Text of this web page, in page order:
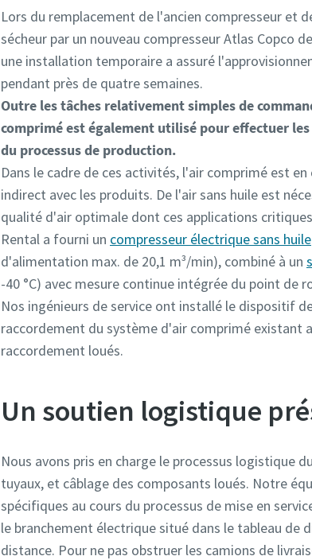
Lors du remplacement de l'ancien compresseur et
sécheur par un nouveau compresseur Atlas Copco
une installation temporaire a assuré
pendant près de quatre semaines.
Outre les tâches relativement simples de
comprimé est également utilisé pour effectuer
du processus de production.
Dans le cadre de ces activités, l'air comprimé est
indirect avec les produits. De l'air sans huile est
qualité d'air optimale dont ces applications
Rental a fourni un compresseur électrique sans huile
d'alimentation max. de 20,1 m³/min), combiné à un
-40 °C) avec mesure continue intégrée du point de
Nos ingénieurs de service ont installé le dispositif
raccordement du système d'air comprimé existant
raccordement loués.
Un soutien logistique
Nous avons pris en charge le processus logistique
tuyaux, et câblage des composants loués. Notre
spécifiques au cours du processus de mise en
le branchement électrique situé dans le tableau de
distance. Pour ne pas obstruer les camions de